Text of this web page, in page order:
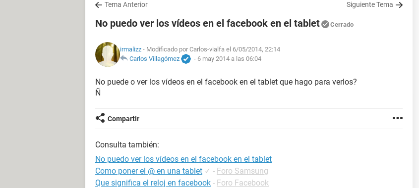
Tema Anterior Siguiente Tema
No puedo ver los vídeos en el facebook en el tablet Cerrado
irmalizz - Modificado por Carlos-vialfa el 6/05/2014, 22:14
Carlos Villagómez
- 6 may 2014 a las 06:04
No puede o ver los vídeos en el facebook en el tablet que hago para verlos?
Ñ
Compartir
Consulta también:
No puedo ver los vídeos en el facebook en el tablet
Como poner el @ en una tablet ✓ - Foro Samsung
Que significa el reloj en facebook - Foro Facebook